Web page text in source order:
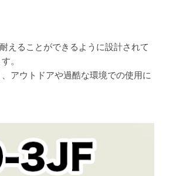
えることができるように設計されて
。
アウトドアや過酷な環境での使用に